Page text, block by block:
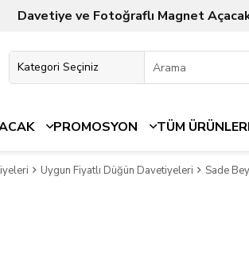
Davetiye ve Fotoğraflı Magnet
PROMOSYON TÜM ÜRÜNLER
Uygun Fiyatlı Düğün Davetiyeleri Sade